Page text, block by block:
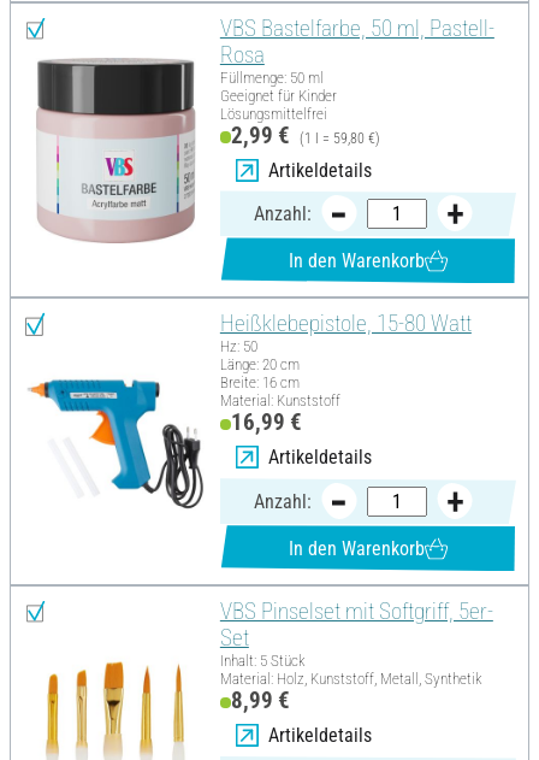
VBS Bastelfarbe, 50 ml, Pastell-
Rosa
Füllmenge: 50 ml
Geeignet für Kinder
Lösungsmittelfrei
2,99 € (1 l = 59,80 €)
Artikeldetails
Anzahl:
In den Warenkorb
Heißklebepistole, 15-80 Watt
Hz: 50
Länge: 20 cm
Breite: 16 cm
Material: Kunststoff
16,99 €
Artikeldetails
Anzahl:
In den Warenkorb
VBS Pinselset mit Softgriff, 5er-
Set
Inhalt: 5 Stück
Material: Holz, Kunststoff, Metall, Synthetik
8,99 €
Artikeldetails